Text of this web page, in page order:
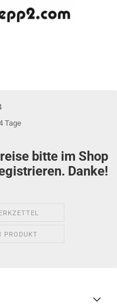
Tage
bitte im Shop
Danke!
PRODUKT